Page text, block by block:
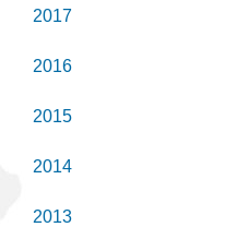
2017
2016
2015
2014
2013